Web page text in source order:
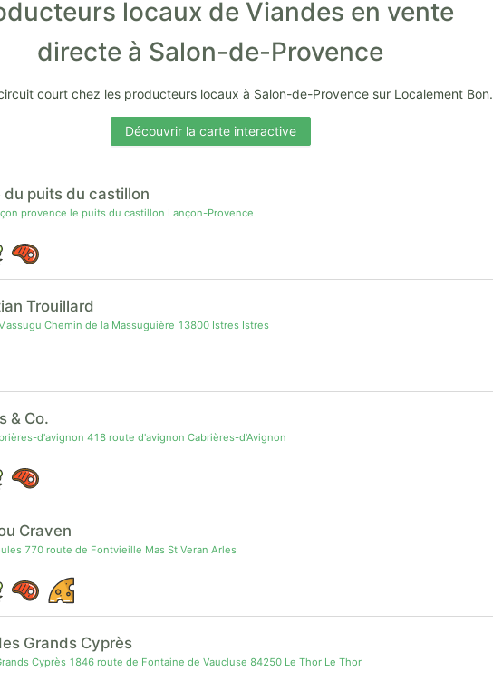
locaux de Viandes en vente
directe à Salon-de-Provence
court chez les producteurs locaux à Salon-de-Provence sur Localement Bon.
Découvrir la carte interactive
du puits du castillon
provence le puits du castillon Lançon-Provence
Trouillard
Chemin de la Massuguière 13800 Istres Istres
& Co.
d'avignon 418 route d'avignon Cabrières-d'Avignon
Craven
770 route de Fontvieille Mas St Veran Arles
Grands Cyprès
Cyprès 1846 route de Fontaine de Vaucluse 84250 Le Thor Le Thor